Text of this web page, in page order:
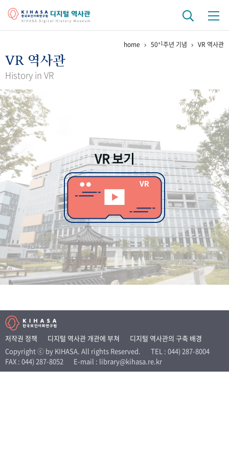
걸어온 길 기관 변천사
연구 역사
정책과 연구
간행물 변천사
기록물 아카이브
사진 아카이브 문서 기록물 행정박물 영상 기록물
50 주년 기념
성과 50선 숫자로 보는 50년 50 +1주년 광장
세계와 함께 한 KIHASA
VR 역사관
home 50+1주년 기념 VR 역사관
VR 역사관
History in VR
VR 보기
저작권 정책 디지털 역사관 개관에 부쳐
디지털 역사관의 구축 배경
Copyright ⓒ by KIHASA. All rights Reserved.
TEL : 044) 287-8004
FAX : 044) 287-8052
E-mail : library@kihasa.re.kr